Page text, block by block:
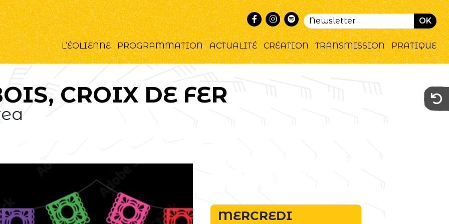
L’ÉOLIENNE PROGRAMMATION ACTUALITÉ CRÉATION TRANSMISSION PRATIQUE
CROIX DE FER
MERCREDI